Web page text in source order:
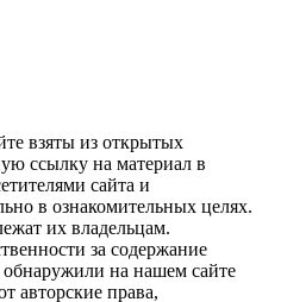
взяты из открытых
ссылку на материал в
сайта и
в ознакомительных целях.
их владельцам.
за содержание
на нашем сайте
авторские права,